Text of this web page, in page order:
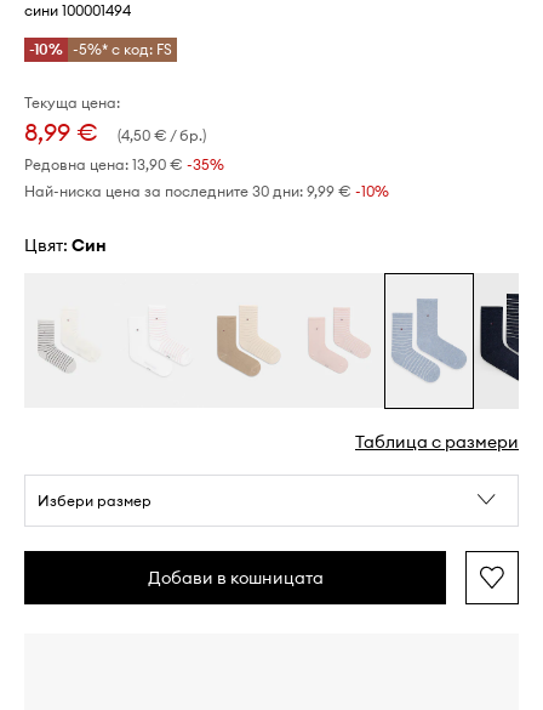
сини 100001494
-10% -5%* с код: FS
Текуща цена:
8,99 €
(4,50 € / бр.)
Редовна цена: 13,90 € -35%
Най-ниска цена за последните 30 дни: 9,99 € -10%
Цвят: син
Таблица с размери
Избери размер
Добави в кошницата